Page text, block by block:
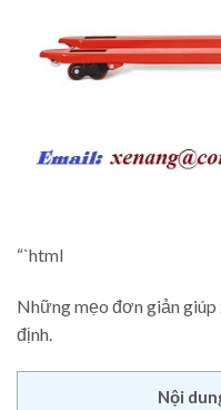
“`html
Những mẹo đơn giản giúp
định.
Nội